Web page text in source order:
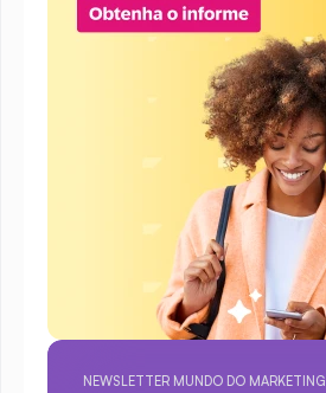
NEWSLETTER MUNDO DO MARKETING